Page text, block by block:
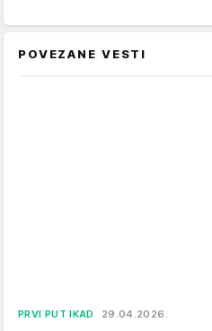
POVEZANE VESTI
PRVI PUT IKAD 29.04.2026.